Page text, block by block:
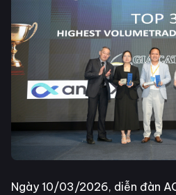
Ngày 10/03/2026, diễn đàn